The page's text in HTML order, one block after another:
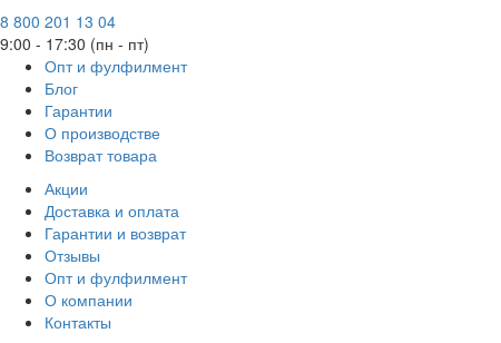
8 800 201 13 04
9:00 - 17:30 (пн - пт)
Опт и фулфилмент
Блог
Гарантии
О производстве
Возврат товара
Акции
Доставка и оплата
Гарантии и возврат
Отзывы
Опт и фулфилмент
О компании
Контакты